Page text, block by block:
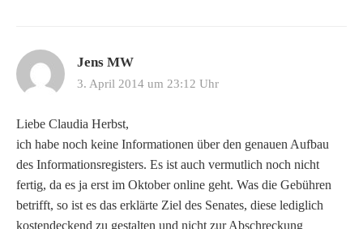
Jens MW
3. April 2014 um 23:12 Uhr
Liebe Claudia Herbst,
ich habe noch keine Informationen über den genauen Aufbau
des Informationsregisters. Es ist auch vermutlich noch nicht
fertig, da es ja erst im Oktober online geht. Was die Gebühren
betrifft, so ist es das erklärte Ziel des Senates, diese lediglich
kostendeckend zu gestalten und nicht zur Abschreckung